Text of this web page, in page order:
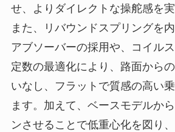
せ、よりダイレクトな操舵感を実
また、リバウンドスプリングを
アブソーバーの採用や、コイル
定数の最適化により、路面から
いなし、フラットで質感の高い
ます。加えて、ベースモデルか
ンさせることで低重心化を図り